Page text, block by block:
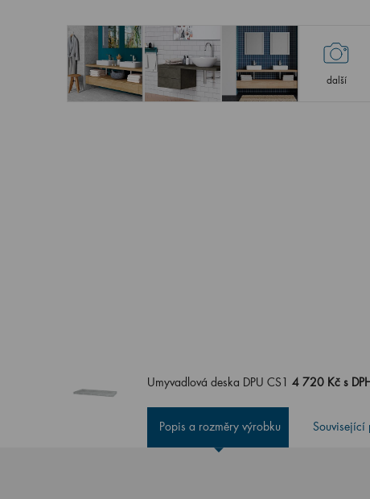
další
Umyvadlová deska DPU CS14 720 Kč s
Popis a rozměry výrobku Související